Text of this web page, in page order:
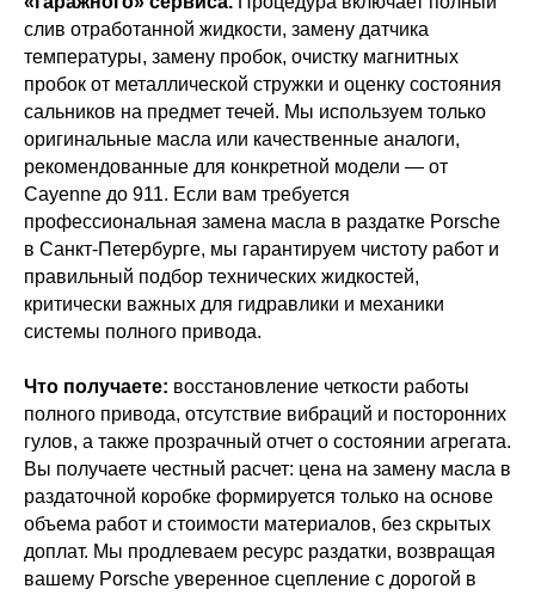
слив отработанной жидкости, замену датчика
температуры, замену пробок, очистку магнитных
пробок от металлической стружки и оценку состояния
сальников на предмет течей. Мы используем только
оригинальные масла или качественные аналоги,
рекомендованные для конкретной модели — от
Cayenne до 911. Если вам требуется
профессиональная замена масла в раздатке Porsche
в Санкт-Петербурге, мы гарантируем чистоту работ и
правильный подбор технических жидкостей,
критически важных для гидравлики и механики
системы полного привода.
Что получаете: восстановление четкости работы
полного привода, отсутствие вибраций и посторонних
гулов, а также прозрачный отчет о состоянии агрегата.
Вы получаете честный расчет: цена на замену масла в
раздаточной коробке формируется только на основе
объема работ и стоимости материалов, без скрытых
доплат. Мы продлеваем ресурс раздатки, возвращая
вашему Porsche уверенное сцепление с дорогой в
Бесплатный осмотр
1 системы при первом
Записаться с бонусом